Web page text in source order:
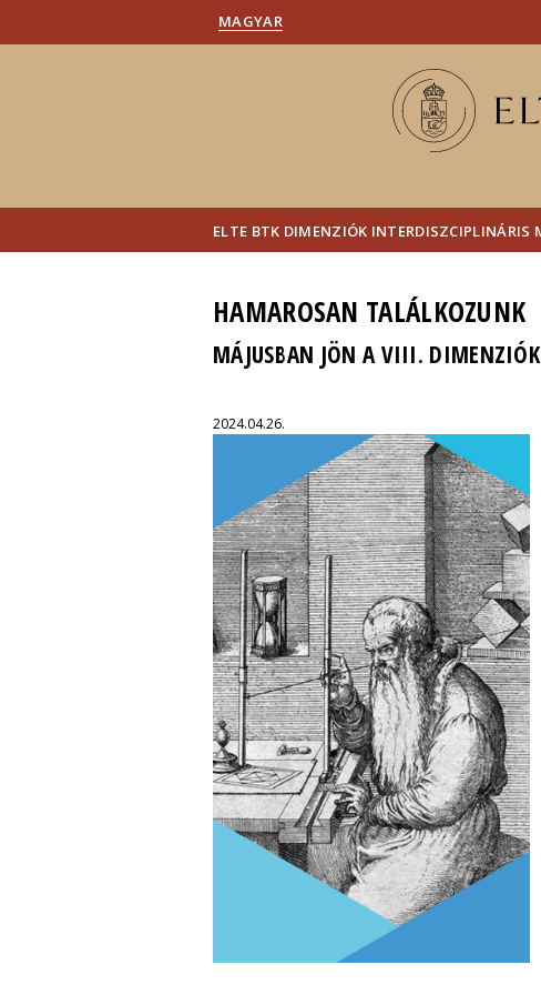
MAGYAR
ELTE BTK DIMENZIÓK INTERDISZCIPLINÁRIS
HAMAROSAN TALÁLKOZUNK
MÁJUSBAN JÖN A VIII. DIMENZIÓK
2024.04.26.